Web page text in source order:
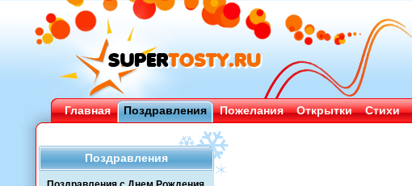
Главная Поздравления Пожелания Открытки Стихи
Поздравления